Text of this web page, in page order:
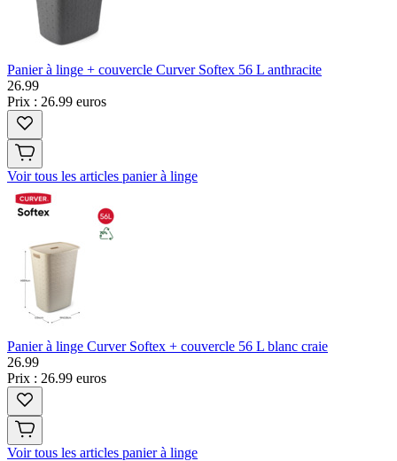
Panier à linge + couvercle Curver Softex 56 L anthracite
26.99
Prix : 26.99 euros
Voir tous les articles panier à linge
Panier à linge Curver Softex + couvercle 56 L blanc craie
26.99
Prix : 26.99 euros
Voir tous les articles panier à linge